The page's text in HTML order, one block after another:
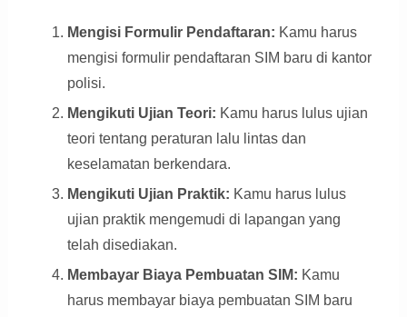
Mengisi Formulir Pendaftaran: Kamu harus
mengisi formulir pendaftaran SIM baru di kantor
polisi.
Mengikuti Ujian Teori: Kamu harus lulus ujian
teori tentang peraturan lalu lintas dan
keselamatan berkendara.
Mengikuti Ujian Praktik: Kamu harus lulus
ujian praktik mengemudi di lapangan yang
telah disediakan.
Membayar Biaya Pembuatan SIM: Kamu
harus membayar biaya pembuatan SIM baru